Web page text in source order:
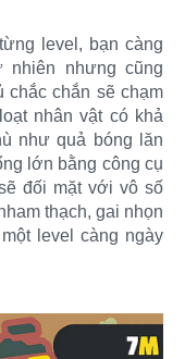
level, bạn càng
nhưng cũng
chắc chắn sẽ chạm
nhân vật có khả
như quả bóng lăn
lớn bằng công cụ
đối mặt với vô số
thạch, gai nhọn
level càng ngày